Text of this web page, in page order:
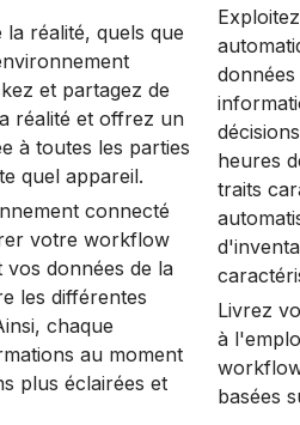
la réalité, quels que
et partagez de
réalité et offrez un
à toutes les parties
quel appareil.
connecté
votre workflow
données de la
les différentes
chaque
au moment
plus éclairées et
heures
traits
Livrez
à
basées